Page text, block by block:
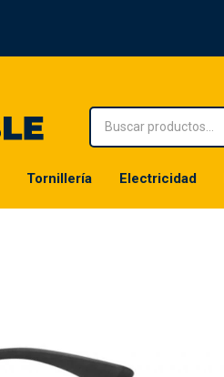
Tornillería Electricidad